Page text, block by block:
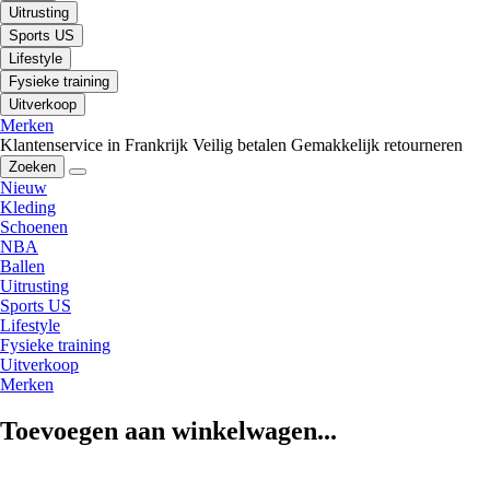
Uitrusting
Sports US
Lifestyle
Fysieke training
Uitverkoop
Merken
Klantenservice in Frankrijk Veilig betalen Gemakkelijk retourneren
Zoeken
Nieuw
Kleding
Schoenen
NBA
Ballen
Uitrusting
Sports US
Lifestyle
Fysieke training
Uitverkoop
Merken
Toevoegen aan winkelwagen...